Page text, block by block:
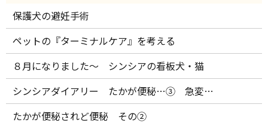
保護犬の避妊手術
ペットの『ターミナルケア』を考える
８月になりました～ シンシアの看板犬・猫
シンシアダイアリー たかが便秘…③ 急変…
たかが便秘されど便秘 その②